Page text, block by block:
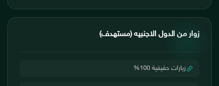
زوار من الدول الاجنبيه (مستهدف)
زيارات حقيقية 100%